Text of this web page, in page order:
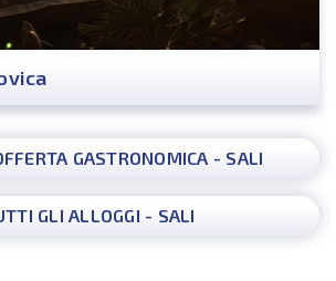
GASTRONOMICA - SALI
GLI ALLOGGI - SALI